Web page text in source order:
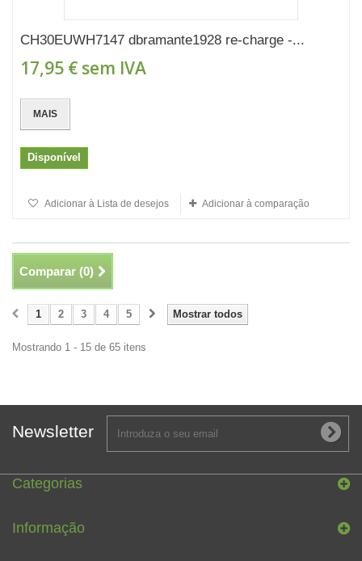
CH30EUWH7147 dbramante1928 re-charge -...
17,95 € sem IVA
MAIS
Disponível
Adicionar à Lista de desejos Adicionar à comparação
Comparar (0)
Mostrar todos
1 2 3 4 5
Mostrando 1 - 15 de 65 itens
Newsletter
Categorias
Informação